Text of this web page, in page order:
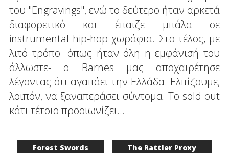
του "Engravings", ενώ το δεύτερο ήταν αρκετά
διαφορετικό και έπαιζε μπάλα σε
instrumental hip-hop χωράφια. Στο τέλος, με
λιτό τρόπο -όπως ήταν όλη η εμφάνισή του
άλλωστε- ο Barnes μας αποχαιρέτησε
λέγοντας ότι αγαπάει την Ελλάδα. Ελπίζουμε,
λοιπόν, να ξαναπεράσει σύντομα. Το sold-out
κάτι τέτοιο προοιωνίζει...
Forest Swords The Rattler Proxy